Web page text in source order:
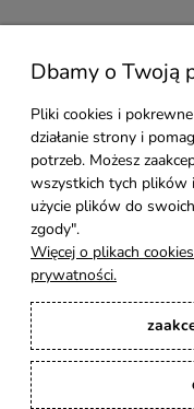
Karina Meble
: Ręcznie
litego
Dbamy o Twoją
Pliki cookies i
działanie strony i
potrzeb. Możesz
wszystkich tych plików
użycie plików do
zgody".
Więcej o plikach
prywatności.